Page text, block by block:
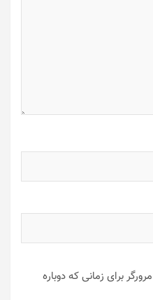
برای زمانی که دوباره